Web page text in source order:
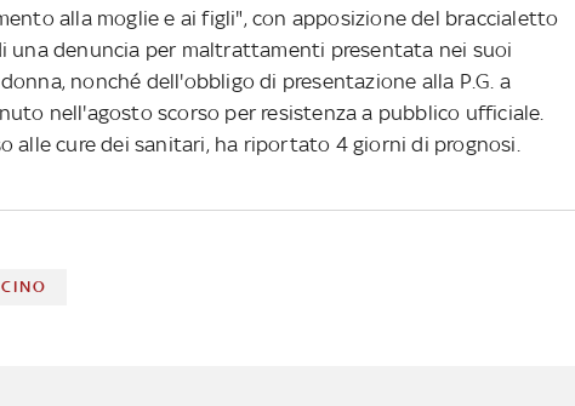
alla moglie e ai figli", con apposizione del braccialetto
una denuncia per maltrattamenti presentata nei suoi
nonché dell'obbligo di presentazione alla P.G. a
nell'agosto scorso per resistenza a pubblico ufficiale.
alle cure dei sanitari, ha riportato 4 giorni di prognosi.